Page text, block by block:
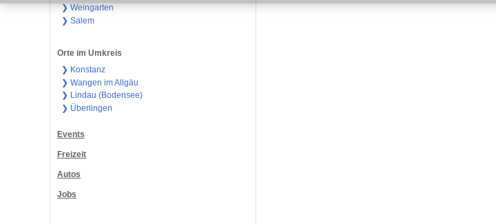
❯ Weingarten
❯ Salem
Orte im Umkreis
❯ Konstanz
❯ Wangen im Allgäu
❯ Lindau (Bodensee)
❯ Überlingen
Events
Freizeit
Autos
Jobs